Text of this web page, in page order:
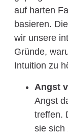
auf harten
basieren.
wir unsere
Gründe,
Intuition zu
Angst
Angst
treffen.
sie sich